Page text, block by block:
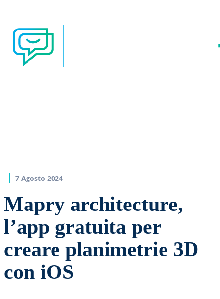
7 Agosto 2024
Mapry architecture,
l’app gratuita per
creare planimetrie 3D
con iOS